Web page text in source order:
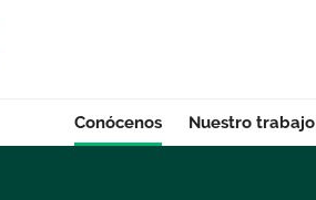
Conócenos Nuestro trabajo